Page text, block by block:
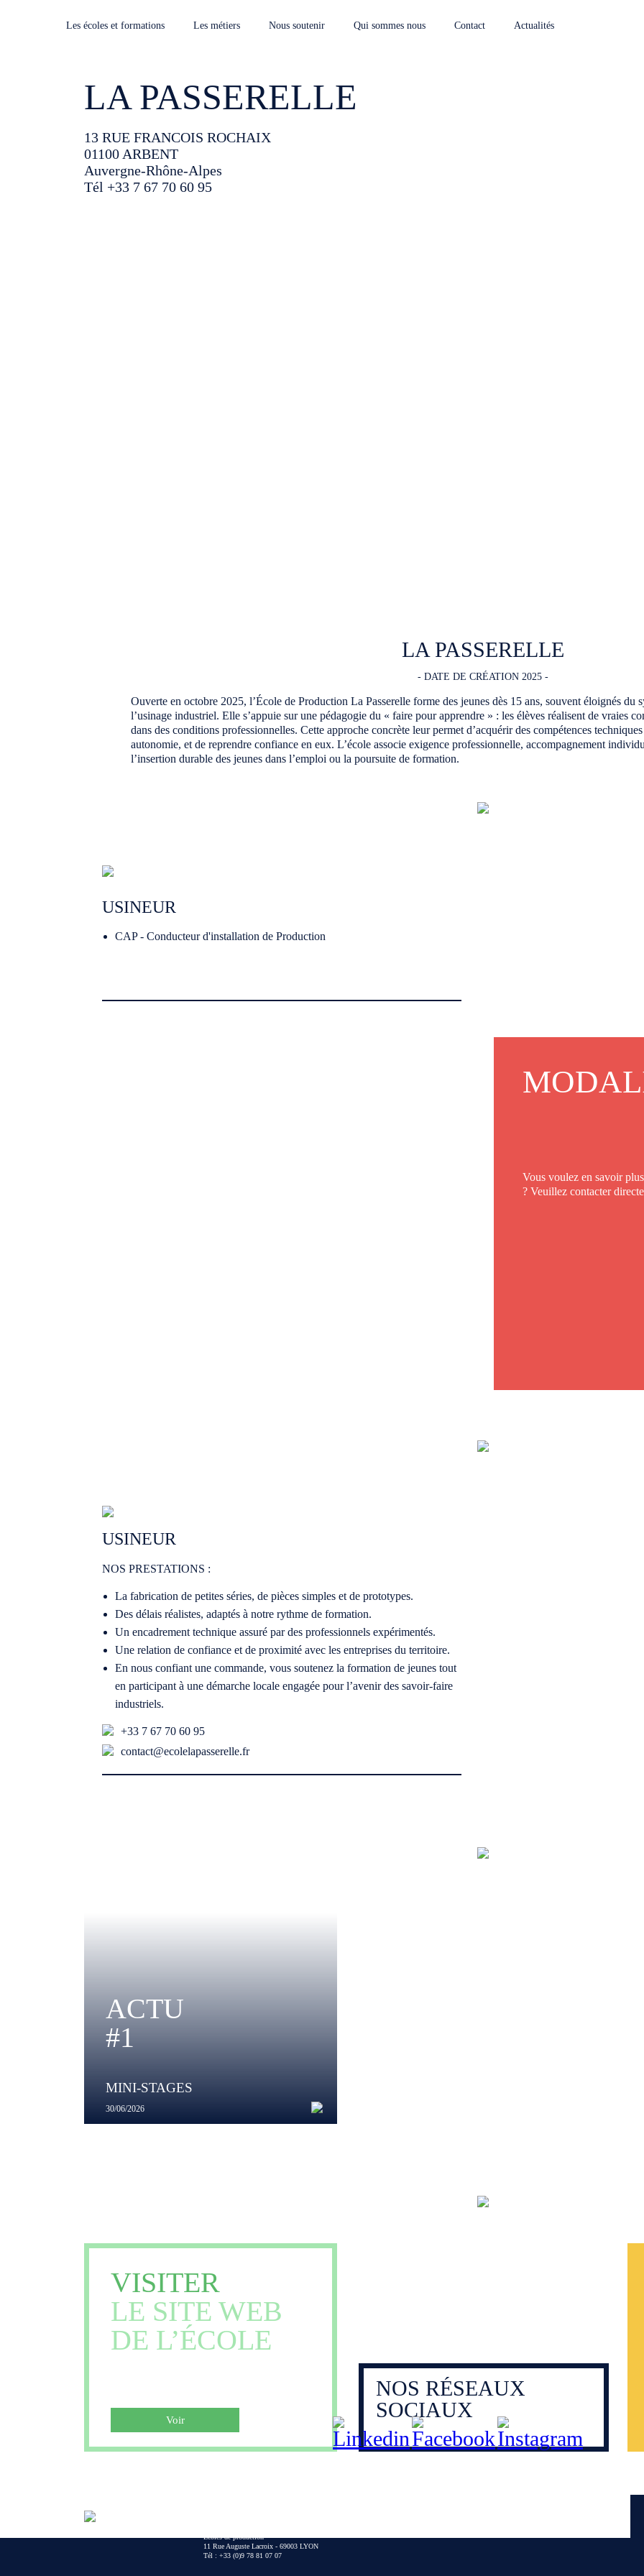
Les écoles et formations Les métiers Nous soutenir Qui sommes nous Contact Actualités
LA PASSERELLE
13 RUE FRANCOIS ROCHAIX
01100 ARBENT
Auvergne-Rhône-Alpes
Tél +33 7 67 70 60 95
LA PASSERELLE
- DATE DE CRÉATION 2025 -
Ouverte en octobre 2025, l’École de Production La Passerelle forme des jeunes dès 15 ans, souvent éloignés du
l’usinage industriel. Elle s’appuie sur une pédagogie du « faire pour apprendre » : les élèves réalisent de vraies
dans des conditions professionnelles. Cette approche concrète leur permet d’acquérir des compétences
autonomie, et de reprendre confiance en eux. L’école associe exigence professionnelle, accompagnement
l’insertion durable des jeunes dans l’emploi ou la poursuite de formation.
USINEUR
CAP - Conducteur d'installation de Production
Vous voulez en savoir
? Veuillez contacter
USINEUR
NOS PRESTATIONS :
La fabrication de petites séries, de pièces simples et de prototypes.
Des délais réalistes, adaptés à notre rythme de formation.
Un encadrement technique assuré par des professionnels expérimentés.
Une relation de confiance et de proximité avec les entreprises du territoire.
En nous confiant une commande, vous soutenez la formation de jeunes tout
en participant à une démarche locale engagée pour l’avenir des savoir-faire
industriels.
+33 7 67 70 60 95
contact@ecolelapasserelle.fr
ACTU
#1
MINI-STAGES
30/06/2026
VISITER
LE SITE WEB
DE L’ÉCOLE
Voir
NOS RÉSEAUX
SOCIAUX
Écoles de production
11 Rue Auguste Lacroix - 69003 LYON
Tél : +33 (0)9 78 81 07 07